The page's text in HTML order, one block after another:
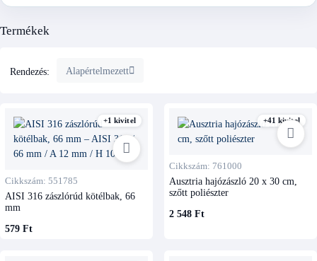
Termékek
Rendezés: Alapértelmezett
+1 kivitel
Cikkszám: 551785
AISI 316 zászlórúd kötélbak, 66
mm
579 Ft
+41 kivitel
Cikkszám: 761000
Ausztria hajózászló 20 x 30 cm,
szőtt poliészter
2 548 Ft